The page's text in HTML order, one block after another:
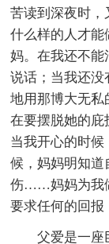
苦读到深夜时，
什么样的人才
妈。在我还不能
说话；当我还没
地用那博大无私
在要摆脱她的庇
当我开心的时
候，妈妈明知
伤……妈妈为我
要求任何的回报
父爱是一座